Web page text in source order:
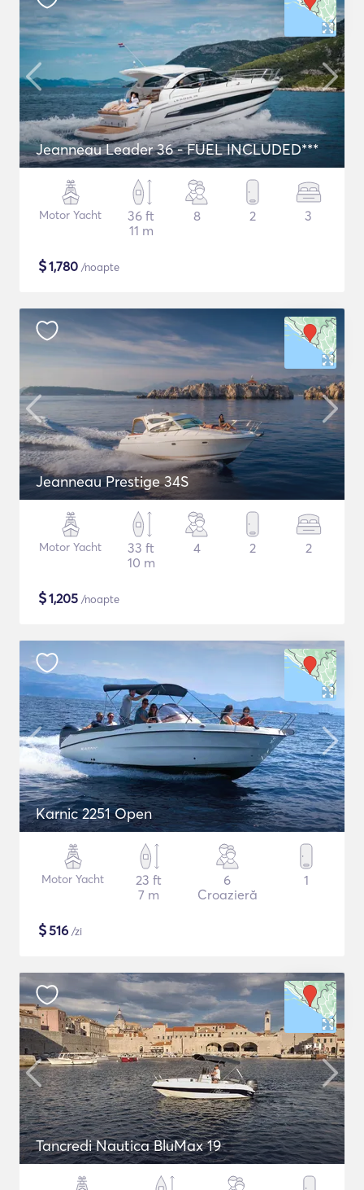
Jeanneau Leader 36 - FUEL INCLUDED***
Motor Yacht
36 ft
11 m
8 2 3
$1,780 /noapte
Jeanneau Prestige 34S
Motor Yacht
33 ft
10 m
4 2 2
$1,205 /noapte
Karnic 2251 Open
Motor Yacht
23 ft
7 m
6
Croazieră
1
$516 /zi
Tancredi Nautica BluMax 19